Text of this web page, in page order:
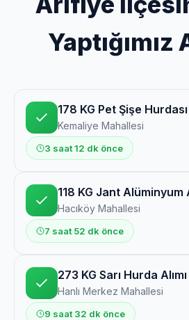
Yaptığımız
178 KG Pet Şişe Hurdası
Kemaliye Mahallesi
3 saat 12 dk önce
118 KG Jant Alüminyum
Hacıköy Mahallesi
7 saat 52 dk önce
273 KG Sarı Hurda Alımı
Hanlı Merkez Mahallesi
9 saat 32 dk önce